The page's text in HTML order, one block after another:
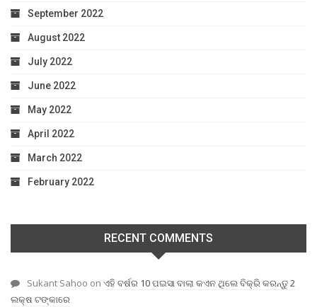
September 2022
August 2022
July 2022
June 2022
May 2022
April 2022
March 2022
February 2022
RECENT COMMENTS
Sukant Sahoo on ଏହି ବର୍ଷର 10 ପଇସା ବାଲା କଏନ ଥିଲେ ବିକ୍ରି କରନ୍ତୁ 2
ଲକ୍ଷ ଟଙ୍କାରେ